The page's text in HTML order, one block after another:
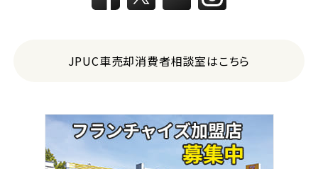
JPUC車売却消費者相談室はこちら